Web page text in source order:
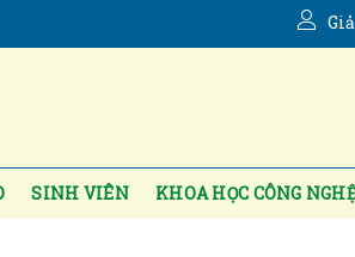
SINH VIÊN KHOA HỌC CÔNG